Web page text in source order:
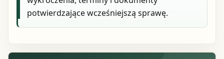
potwierdzające wcześniejszą sprawę.